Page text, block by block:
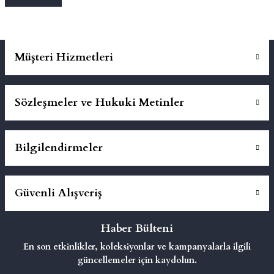
Müşteri Hizmetleri
Sözleşmeler ve Hukuki Metinler
Bilgilendirmeler
Güvenli Alışveriş
Haber Bülteni
En son etkinlikler, koleksiyonlar ve kampanyalarla ilgili
güncellemeler için kaydolun.